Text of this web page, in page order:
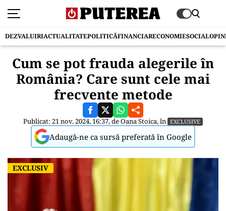
DEZVALUIRIACTUALITATEPOLITICĂFINANCIARECONOMIESOCIAL
Cum se pot frauda alegerile în
România? Care sunt cele mai
frecvente metode
Publicat: 21 nov. 2024, 16:37, deOana Stoica, în EXCLUSIVE
Adaugă-ne ca sursă preferată în Google
EXCLUSIV